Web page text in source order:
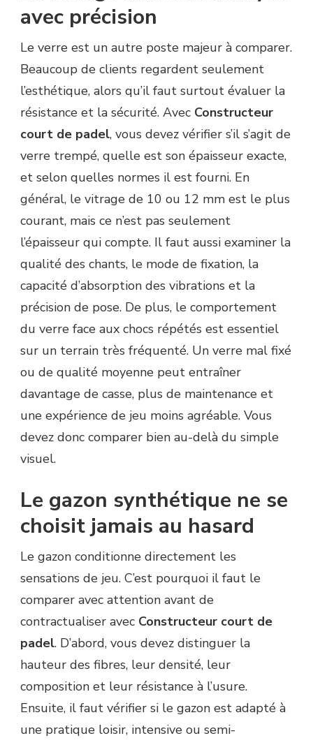
avec précision
Le verre est un autre poste majeur à comparer.
Beaucoup de clients regardent seulement
l’esthétique, alors qu’il faut surtout évaluer la
résistance et la sécurité. Avec Constructeur
court de padel, vous devez vérifier s’il s’agit de
verre trempé, quelle est son épaisseur exacte,
et selon quelles normes il est fourni. En
général, le vitrage de 10 ou 12 mm est le plus
courant, mais ce n’est pas seulement
l’épaisseur qui compte. Il faut aussi examiner la
qualité des chants, le mode de fixation, la
capacité d’absorption des vibrations et la
précision de pose. De plus, le comportement
du verre face aux chocs répétés est essentiel
sur un terrain très fréquenté. Un verre mal fixé
ou de qualité moyenne peut entraîner
davantage de casse, plus de maintenance et
une expérience de jeu moins agréable. Vous
devez donc comparer bien au-delà du simple
visuel.
Le gazon synthétique ne se
choisit jamais au hasard
Le gazon conditionne directement les
sensations de jeu. C’est pourquoi il faut le
comparer avec attention avant de
contractualiser avec Constructeur court de
padel. D’abord, vous devez distinguer la
hauteur des fibres, leur densité, leur
composition et leur résistance à l’usure.
Ensuite, il faut vérifier si le gazon est adapté à
une pratique loisir, intensive ou semi-